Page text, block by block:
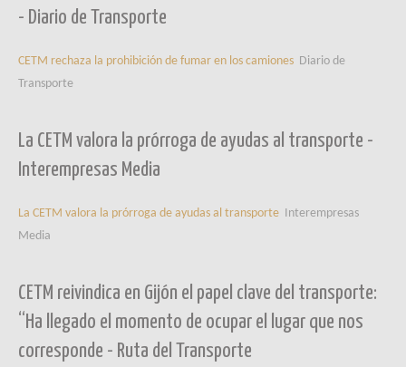
- Diario de Transporte
CETM rechaza la prohibición de fumar en los camiones Diario de
Transporte
La CETM valora la prórroga de ayudas al transporte -
Interempresas Media
La CETM valora la prórroga de ayudas al transporte Interempresas
Media
CETM reivindica en Gijón el papel clave del transporte:
“Ha llegado el momento de ocupar el lugar que nos
corresponde - Ruta del Transporte